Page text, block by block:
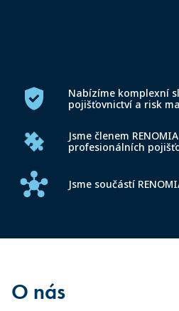
Nabízíme komplexní
pojišťovnictví a risk
Jsme členem
profesionálních
Jsme součástí
O nás